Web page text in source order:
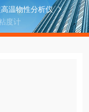
高温物性分析仪
度计